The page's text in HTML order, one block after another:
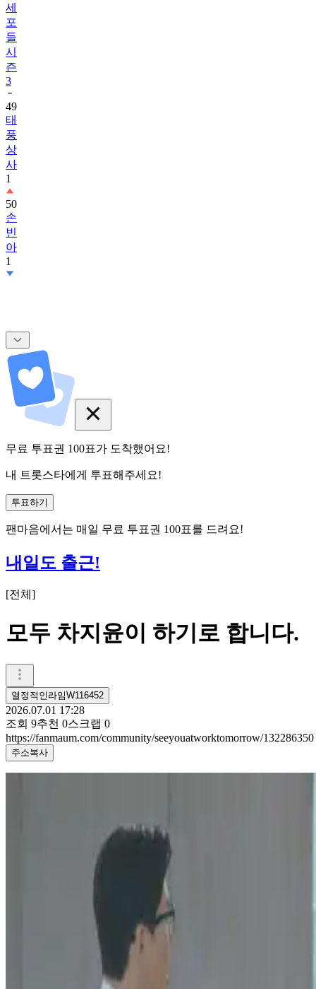
세
포
들
시
즌
3
49
태
풍
상
사
1
50
손
빈
아
1
무료 투표권 100표가 도착했어요!
내 트롯스타에게 투표해주세요!
투표하기
팬마음에서는 매일 무료 투표권 100표를 드려요!
내일도 출근!
[전체 ]
모두 차지윤이 하기로 합니다.
열정적인라임W116452
2026.07.01 17:28
조회 9추천 0스크랩 0
https://fanmaum.com/community/seeyouatworktomorrow/132286350
주소복사